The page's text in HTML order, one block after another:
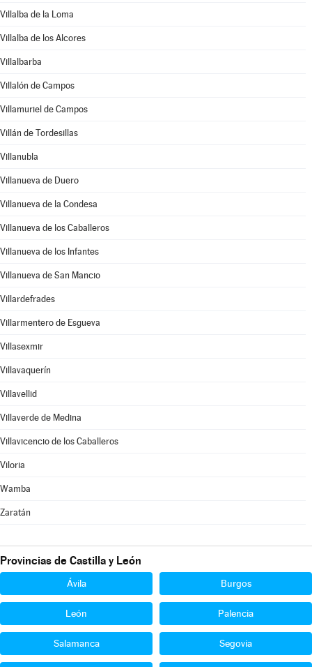
Villalba de la Loma
Villalba de los Alcores
Villalbarba
Villalón de Campos
Villamuriel de Campos
Villán de Tordesillas
Villanubla
Villanueva de Duero
Villanueva de la Condesa
Villanueva de los Caballeros
Villanueva de los Infantes
Villanueva de San Mancio
Villardefrades
Villarmentero de Esgueva
Villasexmir
Villavaquerín
Villavellid
Villaverde de Medina
Villavicencio de los Caballeros
Viloria
Wamba
Zaratán
Provincias de Castilla y León
Ávila Burgos
León Palencia
Salamanca Segovia